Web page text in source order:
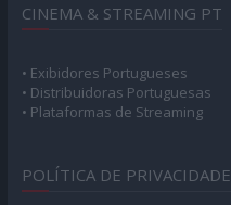
CINEMA & STREAMING PT
• Exibidores Portugueses
• Distribuidoras Portuguesas
• Plataformas de Streaming
POLÍTICA DE PRIVACIDADE